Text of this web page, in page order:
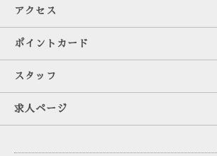
アクセス
ポイントカード
スタッフ
求人ページ